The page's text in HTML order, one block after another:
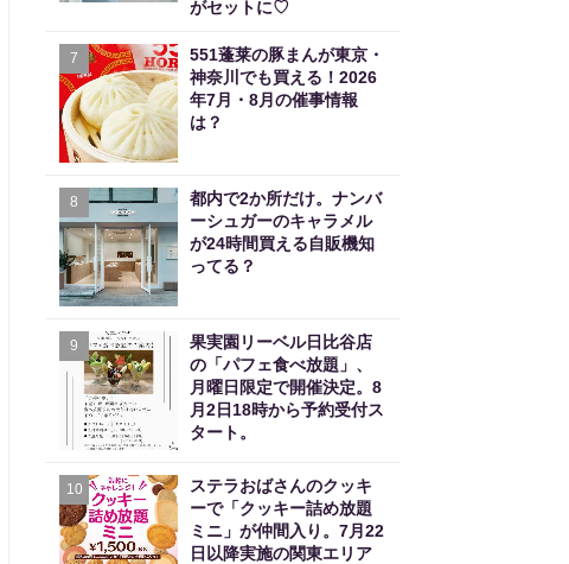
がセットに♡
7
551蓬莱の豚まんが東京・
神奈川でも買える！2026
年7月・8月の催事情報
は？
8
都内で2か所だけ。ナンバ
ーシュガーのキャラメル
が24時間買える自販機知
ってる？
9
果実園リーベル日比谷店
の「パフェ食べ放題」、
月曜日限定で開催決定。8
月2日18時から予約受付ス
タート。
10
ステラおばさんのクッキ
ーで「クッキー詰め放題
ミニ」が仲間入り。7月22
日以降実施の関東エリア